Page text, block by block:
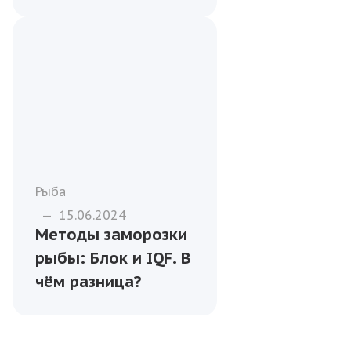
Рыба
— 15.06.2024
Методы заморозки
рыбы: Блок и IQF. В
чём разница?